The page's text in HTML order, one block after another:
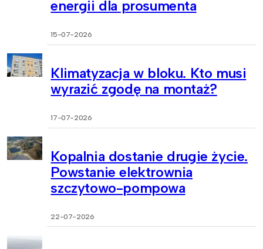
energii dla prosumenta
15-07-2026
Klimatyzacja w bloku. Kto musi
wyrazić zgodę na montaż?
17-07-2026
Kopalnia dostanie drugie życie.
Powstanie elektrownia
szczytowo-pompowa
22-07-2026